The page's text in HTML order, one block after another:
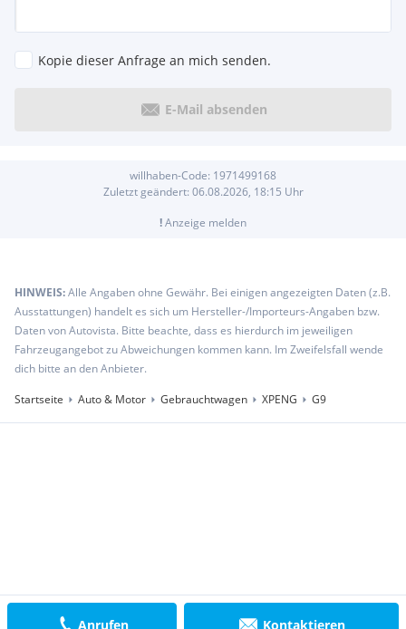
Anrufen Kontaktieren
Kopie dieser Anfrage an mich senden.
E-Mail absenden
willhaben-Code: 1971499168
Zuletzt geändert: 06.08.2026, 18:15 Uhr
!Anzeige melden
HINWEIS:Alle Angaben ohne Gewähr. Bei einigen angezeigten Daten (z.B.
Ausstattungen) handelt es sich um Hersteller-/Importeurs-Angaben bzw.
Daten von Autovista. Bitte beachte, dass es hierdurch im jeweiligen
Fahrzeugangebot zu Abweichungen kommen kann. Im Zweifelsfall wende
dich bitte an den Anbieter.
Startseite
Auto & Motor Gebrauchtwagen XPENG G9